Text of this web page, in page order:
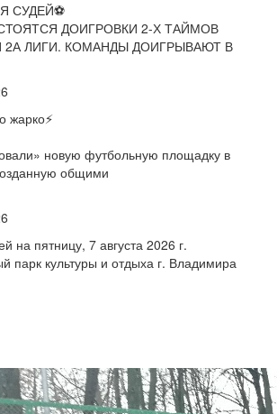
СУДЕЙ⚽
ДОИГРОВКИ 2-Х ТАЙМОВ
2А ЛИГИ. КОМАНДЫ ДОИГРЫВАЮТ В
жарко⚡️
новую футбольную площадку в
общими
на пятницу, 7 августа 2026 г.
парк культуры и отдыха г. Владимира